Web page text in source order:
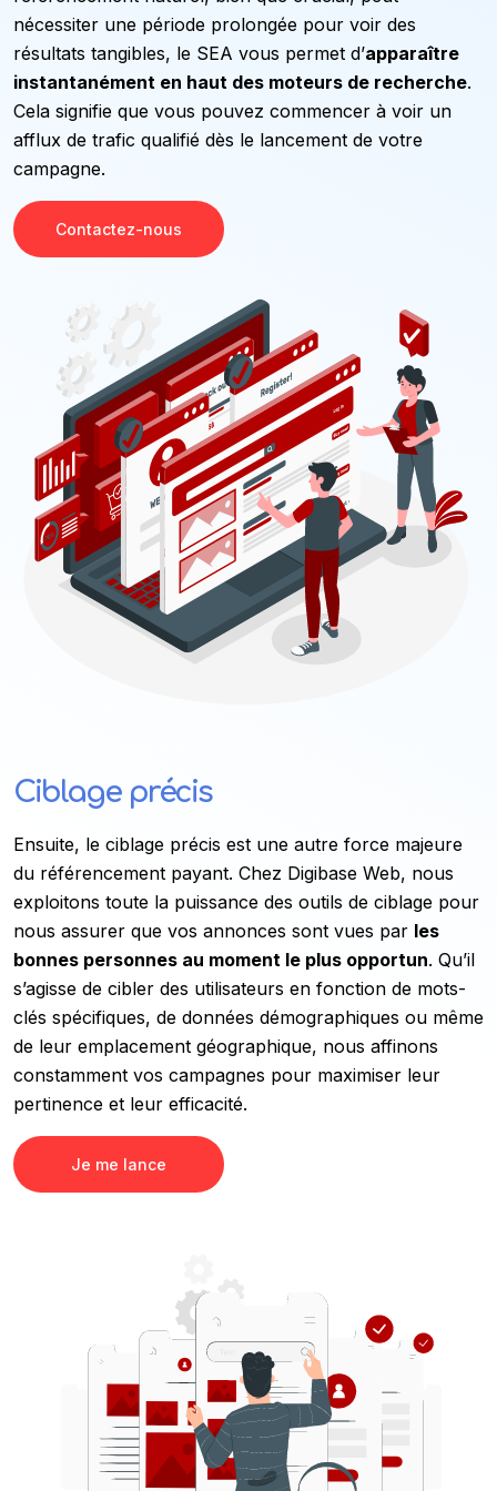
nécessiter une période prolongée pour voir des
résultats tangibles, le SEA vous permet d’apparaître
instantanément en haut des moteurs de recherche.
Cela signifie que vous pouvez commencer à voir un
afflux de trafic qualifié dès le lancement de votre
campagne.
Contactez-nous
Ciblage précis
Ensuite, le ciblage précis est une autre force majeure
du référencement payant. Chez Digibase Web, nous
exploitons toute la puissance des outils de ciblage pour
nous assurer que vos annonces sont vues par les
bonnes personnes au moment le plus opportun. Qu’il
s’agisse de cibler des utilisateurs en fonction de mots-
clés spécifiques, de données démographiques ou même
de leur emplacement géographique, nous affinons
constamment vos campagnes pour maximiser leur
pertinence et leur efficacité.
Je me lance